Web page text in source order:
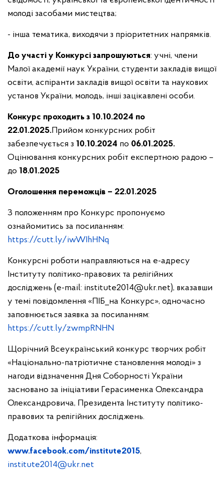
молоді засобами мистецтва;
- інша тематика, виходячи з пріоритетних напрямків.
До участі у Конкурсі запрошуються: учні, члени
Малої академії наук України, студенти закладів вищої
освіти, аспіранти закладів вищої освіти та наукових
установ України, молодь, інші зацікавлені особи.
Конкурс проходить з 10.10.2024 по
22.01.2025.Прийом конкурсних робіт
забезпечується з 10.10.2024 по 06.01.2025.
Оцінювання конкурсних робіт експертною радою –
до 18.01.2025
Оголошення переможців – 22.01.2025
З положенням про Конкурс пропонуємо
ознайомитись за посиланням:
https://cutt.ly/iwWIhHNq
Конкурсні роботи направляються на е-адресу
Інституту політико-правових та релігійних
досліджень (e-mail: institute2014@ukr.net), вказавши
у темі повідомлення «ПІБ_на Конкурс», одночасно
заповнюється заявка за посиланням:
https://cutt.ly/zwmpRNHN
Щорічний Всеукраїнський конкурс творчих робіт
«Національно-патріотичне становлення молоді» з
нагоди відзначення Дня Соборності України
засновано за ініціативи Герасименка Олександра
Олександровича, Президента Інституту політико-
правових та релігійних досліджень.
Додаткова інформація:
www.facebook.com/institute2015,
institute2014@ukr.net